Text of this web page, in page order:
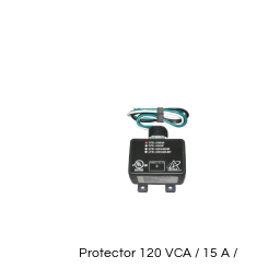
Protector 120 VCA / 15 A /